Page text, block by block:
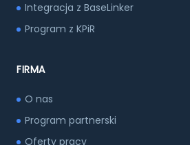
Integracja z BaseLinker
Program z KPiR
FIRMA
O nas
Program partnerski
Oferty pracy